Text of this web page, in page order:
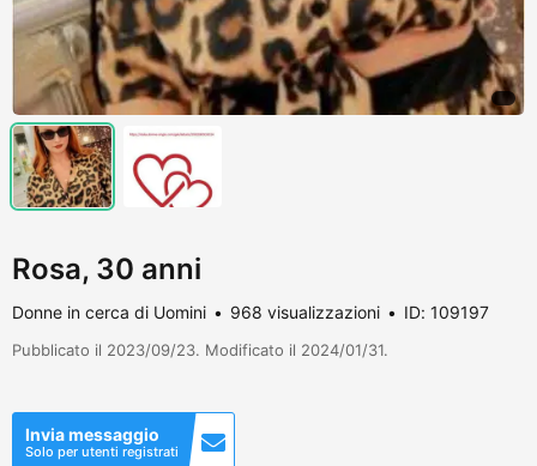
Rosa, 30 anni
Donne in cerca di Uomini 968 visualizzazioni ID: 109197
Pubblicato il 2023/09/23. Modificato il 2024/01/31.
Invia messaggio
Solo per utenti registrati